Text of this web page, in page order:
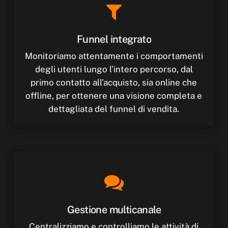
Funnel integrato
Monitoriamo attentamente i comportamenti
degli utenti lungo l’intero percorso, dal
primo contatto all’acquisto, sia online che
offline, per ottenere una visione completa e
dettagliata del funnel di vendita.
Gestione multicanale